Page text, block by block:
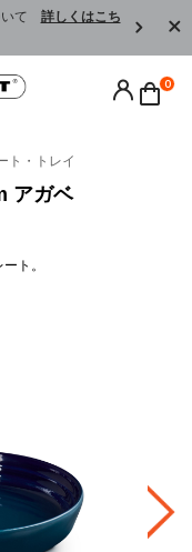
いて 詳しくはこち
0
ト・トレイ
アガベ
ト。